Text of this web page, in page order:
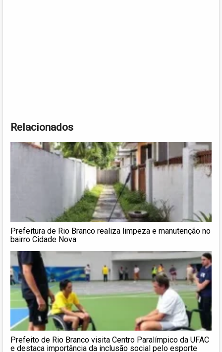
Relacionados
Prefeitura de Rio Branco realiza limpeza e manutenção no
bairro Cidade Nova
Prefeito de Rio Branco visita Centro Paralímpico da UFAC
e destaca importância da inclusão social pelo esporte